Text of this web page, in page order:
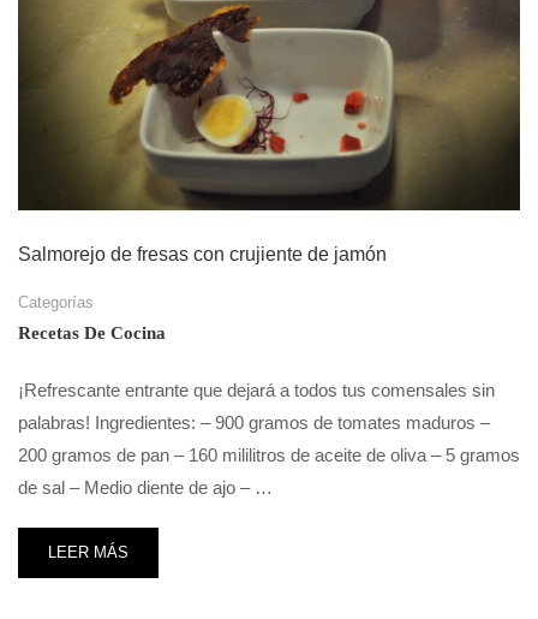
Salmorejo de fresas con crujiente de jamón
Categorías
Recetas De Cocina
¡Refrescante entrante que dejará a todos tus comensales sin
palabras! Ingredientes: – 900 gramos de tomates maduros –
200 gramos de pan – 160 mililitros de aceite de oliva – 5 gramos
de sal – Medio diente de ajo – …
LEER MÁS